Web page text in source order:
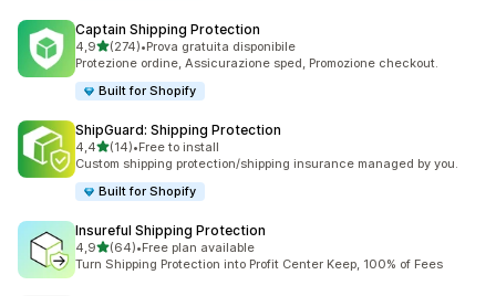
Captain Shipping Protection
4,9stelle su 5
(274)
274 recensioni totali
•Prova gratuita disponibile
Protezione ordine, Assicurazione sped, Promozione checkout.
Built for Shopify
ShipGuard: Shipping Protection
4,4stelle su 5
(14)
14 recensioni totali
•Free to install
Custom shipping protection/shipping insurance managed by you.
Built for Shopify
Insureful Shipping Protection
4,9stelle su 5
(64)
64 recensioni totali
•Free plan available
Turn Shipping Protection into Profit Center Keep, 100% of Fees